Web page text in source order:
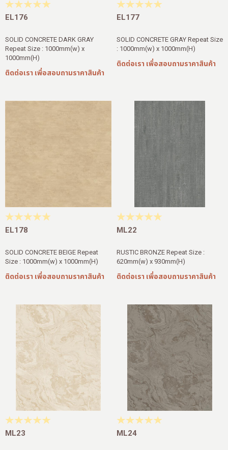
ติดต่อเรา
EL176
SOLID CONCRETE DARK GRAY
Repeat Size : 1000mm(w) x
1000mm(H)
ติดต่อเรา เพื่อสอบถามราคาสินค้า
EL177
SOLID CONCRETE GRAY Repeat Size
: 1000mm(w) x 1000mm(H)
ติดต่อเรา เพื่อสอบถามราคาสินค้า
EL178
SOLID CONCRETE BEIGE Repeat
Size : 1000mm(w) x 1000mm(H)
ติดต่อเรา เพื่อสอบถามราคาสินค้า
ML22
RUSTIC BRONZE Repeat Size :
620mm(w) x 930mm(H)
ติดต่อเรา เพื่อสอบถามราคาสินค้า
ML23 ML24